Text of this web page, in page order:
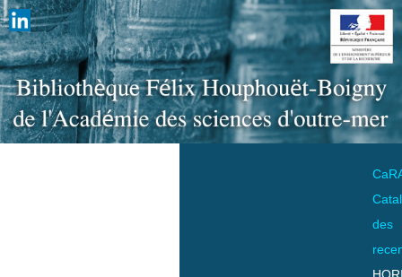
des